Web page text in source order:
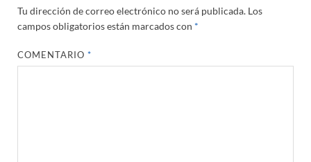
Tu dirección de correo electrónico no será publicada. Los
campos obligatorios están marcados con *
COMENTARIO*